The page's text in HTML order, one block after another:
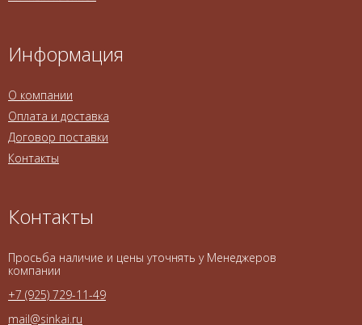
Информация
О компании
Оплата и доставка
Договор поставки
Контакты
Контакты
Просьба наличие и цены уточнять у Менеджеров
компании
+7 (925) 729-11-49
mail@sinkai.ru